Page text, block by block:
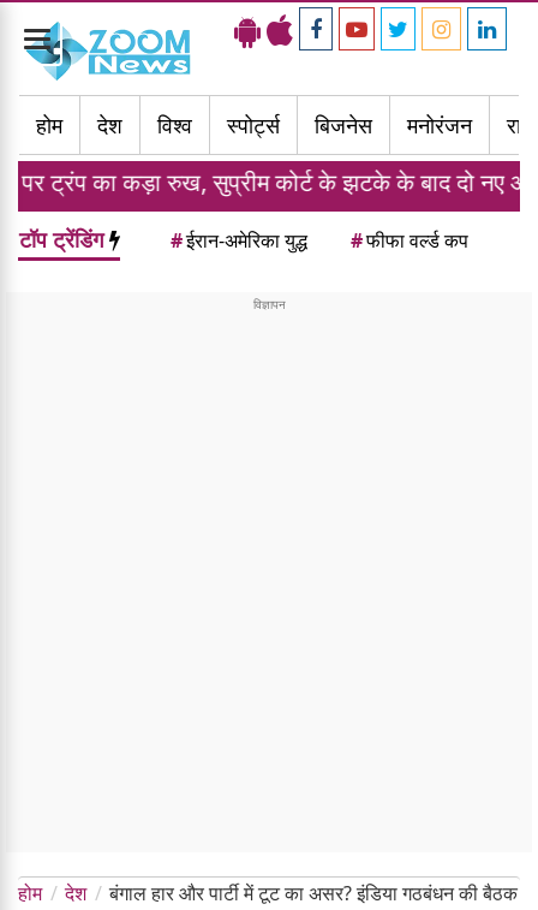
Toggle
navigation
होम
देश विश्व स्पोर्ट्स बिजनेस मनोरंजन
रुख, सुप्रीम कोर्ट के झटके के बाद दो नए आदेशों पर किए
टॉप ट्रेंडिंग #ईरान-अमेरिका युद्ध #फीफा वर्ल्ड कप
होम देश
बंगाल हार और पार्टी में टूट का असर? इंडिया गठबंधन की बैठक